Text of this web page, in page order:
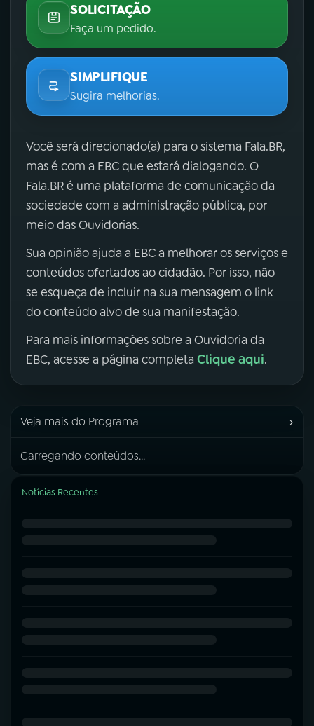
SOLICITAÇÃO
Faça um pedido.
SIMPLIFIQUE
Sugira melhorias.
Você será direcionado(a) para o sistema Fala.BR,
mas é com a EBC que estará dialogando. O
Fala.BR é uma plataforma de comunicação da
sociedade com a administração pública, por
meio das Ouvidorias.
Sua opinião ajuda a EBC a melhorar os serviços e
conteúdos ofertados ao cidadão. Por isso, não
se esqueça de incluir na sua mensagem o link
do conteúdo alvo de sua manifestação.
Para mais informações sobre a Ouvidoria da
EBC, acesse a página completa Clique aqui.
Veja mais do Programa ›
Carregando conteúdos...
Notícias Recentes